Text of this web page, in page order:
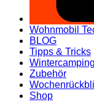
Wohnmobil
BLOG
Tipps & Tricks
Wintercamping
Zubehör
Shop